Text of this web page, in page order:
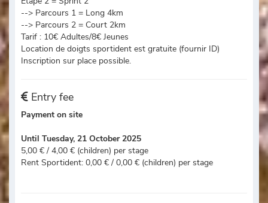
--> Parcours 1 = Long 4km
--> Parcours 2 = Court 2km
Tarif : 10€ Adultes/8€ Jeunes
Location de doigts sportident est gratuite (fournir ID)
Inscription sur place possible.
Entry fee
Payment on site
Until Tuesday, 21 October 2025
5,00 € / 4,00 € (children) per stage
Rent Sportident: 0,00 € / 0,00 € (children) per stage